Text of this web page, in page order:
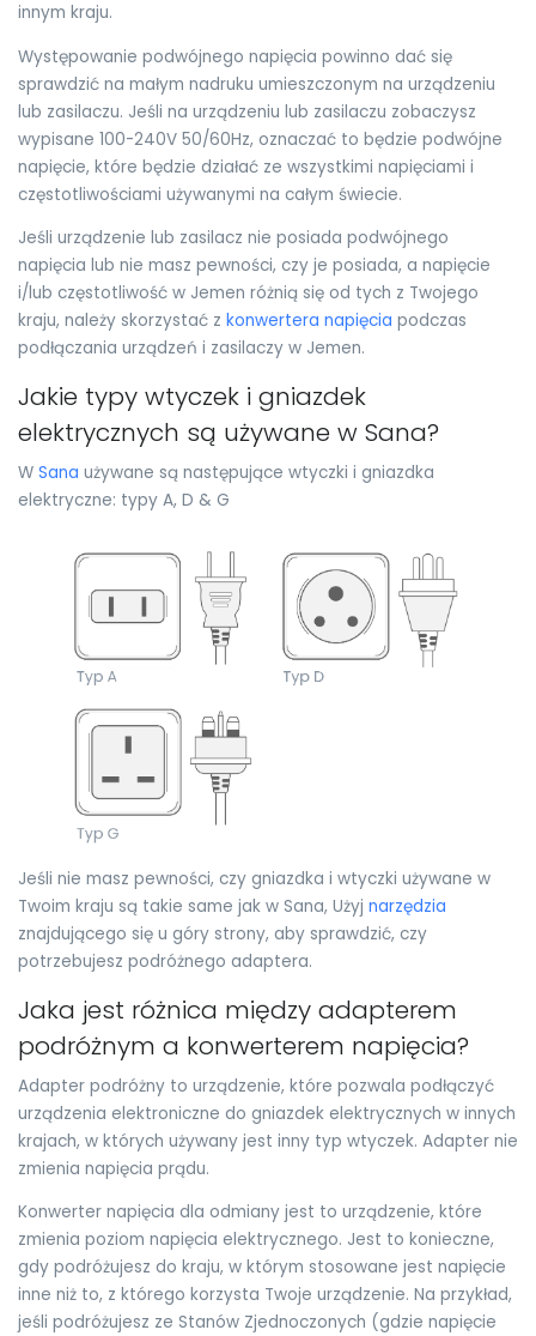
innym kraju.
Występowanie podwójnego napięcia powinno dać się
sprawdzić na małym nadruku umieszczonym na urządzeniu
lub zasilaczu. Jeśli na urządzeniu lub zasilaczu zobaczysz
wypisane 100-240V 50/60Hz, oznaczać to będzie podwójne
napięcie, które będzie działać ze wszystkimi napięciami i
częstotliwościami używanymi na całym świecie.
Jeśli urządzenie lub zasilacz nie posiada podwójnego
napięcia lub nie masz pewności, czy je posiada, a napięcie
i/lub częstotliwość w Jemen różnią się od tych z Twojego
kraju, należy skorzystać z konwertera napięcia podczas
podłączania urządzeń i zasilaczy w Jemen.
Jakie typy wtyczek i gniazdek
elektrycznych są używane w Sana?
W Sana używane są następujące wtyczki i gniazdka
elektryczne: typy A, D & G
Jeśli nie masz pewności, czy gniazdka i wtyczki używane w
Twoim kraju są takie same jak w Sana, Użyj narzędzia
znajdującego się u góry strony, aby sprawdzić, czy
potrzebujesz podróżnego adaptera.
Jaka jest różnica między adapterem
podróżnym a konwerterem napięcia?
Adapter podróżny to urządzenie, które pozwala podłączyć
urządzenia elektroniczne do gniazdek elektrycznych w innych
krajach, w których używany jest inny typ wtyczek. Adapter nie
zmienia napięcia prądu.
Konwerter napięcia dla odmiany jest to urządzenie, które
zmienia poziom napięcia elektrycznego. Jest to konieczne,
gdy podróżujesz do kraju, w którym stosowane jest napięcie
inne niż to, z którego korzysta Twoje urządzenie. Na przykład,
jeśli podróżujesz ze Stanów Zjednoczonych (gdzie napięcie